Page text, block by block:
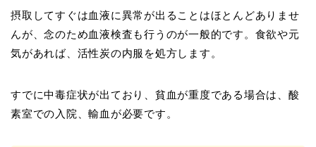
摂取してすぐは血液に異常が出ることはほとんどありませ
んが、念のため血液検査も行うのが一般的です。食欲や元
気があれば、活性炭の内服を処方します。
すでに中毒症状が出ており、貧血が重度である場合は、酸
素室での入院、輸血が必要です。